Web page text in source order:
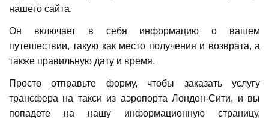
нашего сайта.
Он включает в себя информацию о вашем
путешествии, такую ​​как место получения и возврата, а
также правильную дату и время.
Просто отправьте форму, чтобы заказать услугу
трансфера на такси из аэропорта Лондон-Сити, и вы
попадете на нашу информационную страницу,